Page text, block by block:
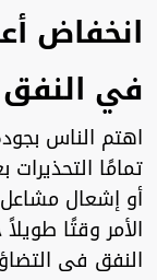
انخفاض
في النفق
اهتم الناس
تمامًا
أو إشعال مشاعل
الأمر وقتًا
النفق فى